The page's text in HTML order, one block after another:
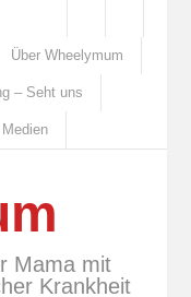
Über Wheelymum
– Seht uns
Medien
Mama mit
Krankheit